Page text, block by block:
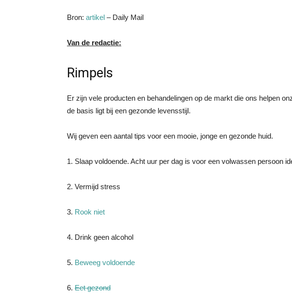
Bron: artikel – Daily Mail
Van de redactie:
Rimpels
Er zijn vele producten en behandelingen op de markt die ons helpen
de basis ligt bij een gezonde levensstijl.
Wij geven een aantal tips voor een mooie, jonge en gezonde huid.
1. Slaap voldoende. Acht uur per dag is voor een volwassen persoon
2. Vermijd stress
3. Rook niet
4. Drink geen alcohol
5. Beweeg voldoende
6. Eet gezond